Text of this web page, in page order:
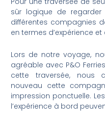
sûr logique de regarder
différentes compagnies
en termes d’expérience
Lors de notre voyage,
agréable avec P&O
cette traversée, nous
nouveau cette
impression ponctuelle.
l’expérience à bord